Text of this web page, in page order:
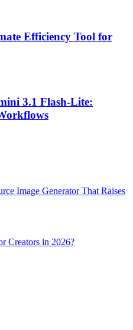
Efficiency Tool for
3.1 Flash-Lite:
Image Generator That Raises
Creators in 2026?